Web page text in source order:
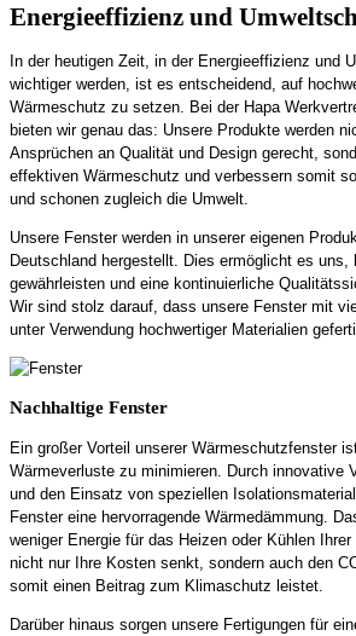
Energieeffizienz und
In der heutigen Zeit, in der Energieeffizienz und
wichtiger werden, ist es entscheidend, auf
Wärmeschutz zu setzen. Bei der Hapa
bieten wir genau das: Unsere Produkte werden
Ansprüchen an Qualität und Design gerecht,
effektiven Wärmeschutz und verbessern somit
und schonen zugleich die Umwelt.
Unsere Fenster werden in unserer eigenen
Deutschland hergestellt. Dies ermöglicht es
gewährleisten und eine kontinuierliche
Wir sind stolz darauf, dass unsere Fenster mit
unter Verwendung hochwertiger Materialien
Nachhaltige Fenster
Ein großer Vorteil unserer Wärmeschutzfenster
Wärmeverluste zu minimieren. Durch innovative
und den Einsatz von speziellen
Fenster eine hervorragende Wärmedämmung.
weniger Energie für das Heizen oder Kühlen
nicht nur Ihre Kosten senkt, sondern auch den
somit einen Beitrag zum Klimaschutz leistet.
Darüber hinaus sorgen unsere Fertigungen für